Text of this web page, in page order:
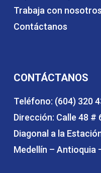
Trabaja con nosotros
Contáctanos
CONTÁCTANOS
Teléfono: (604) 320
Dirección: Calle 48 #
Diagonal a la
Medellín – Antioquia